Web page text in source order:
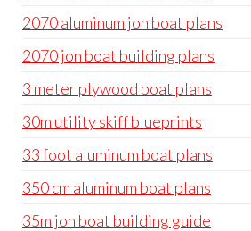
2070 aluminum jon boat plans
2070 jon boat building plans
3 meter plywood boat plans
30m utility skiff blueprints
33 foot aluminum boat plans
350 cm aluminum boat plans
35m jon boat building guide